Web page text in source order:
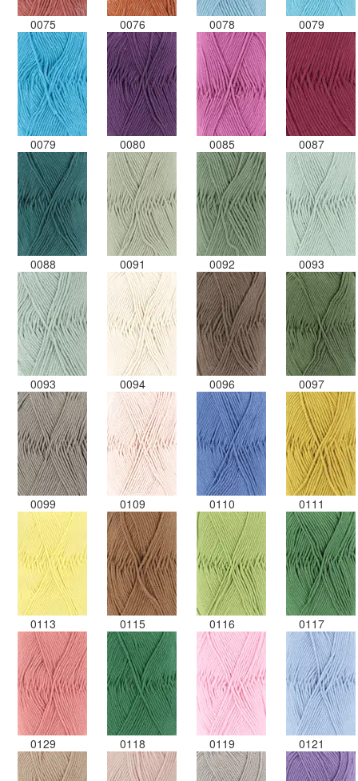
0075 0076 0078 0079
0079 0080 0085 0087
0088 0091 0092 0093
0093 0094 0096 0097
0099 0109 0110 0111
0113 0115 0116 0117
0129 0118 0119 0121